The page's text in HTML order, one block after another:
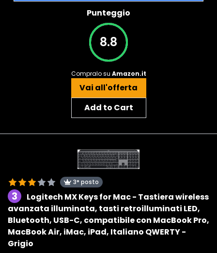
Punteggio
8.8
Compralo su Amazon.it
Vai all'offerta
Add to Cart
3° posto
3
Logitech MX Keys for Mac - Tastiera wireless
avanzata illuminata, tasti retroilluminati LED,
Bluetooth, USB-C, compatibile con MacBook Pro,
MacBook Air, iMac, iPad, Italiano QWERTY -
Grigio